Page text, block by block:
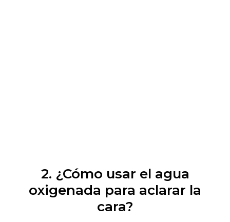
2. ¿Cómo usar el agua
oxigenada para aclarar la
cara?